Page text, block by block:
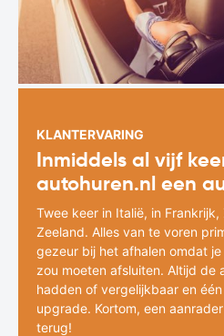
KLANTERVARING
Inmiddels al vijf
autohuren.nl een
Twee keer in Italië, in
Zeeland. Alles van te voren
gezeur bij het afhalen omdat
zou moeten afsluiten. Altijd de
hadden of vergelijkbaar en
upgrade. Kortom, een
terug!